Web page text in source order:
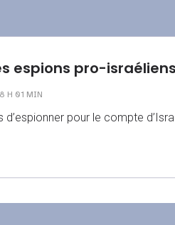
espions pro-
H 01 MIN
pour le compte